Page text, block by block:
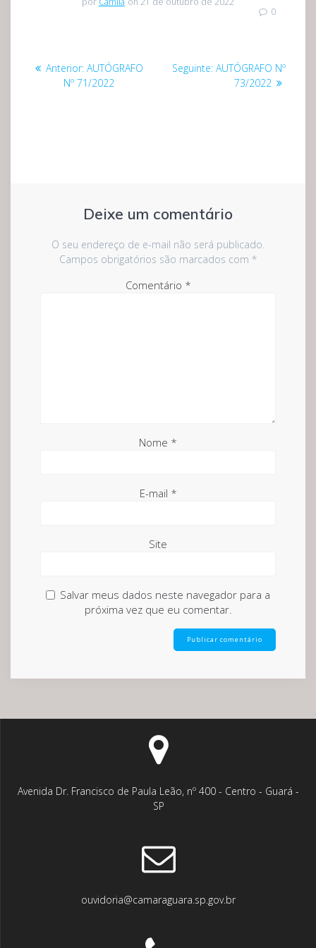
0
Navegação
Anterior: Post
anterior:
AUTÓGRAFO
Nº 71/2022
Seguinte: Post
seguinte:
AUTÓGRAFO Nº
73/2022
Deixe um comentário
O seu endereço de e-mail não será publicado.
Campos obrigatórios são marcados com *
Comentário *
Nome *
E-mail *
Site
Salvar meus dados neste navegador para a
próxima vez que eu comentar.
Avenida Dr. Francisco de Paula Leão, nº 400 - Centro - Guará -
SP
ouvidoria@camaraguara.sp.gov.br